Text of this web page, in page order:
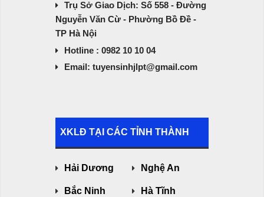
Trụ Sở Giao Dịch: Số 558 - Đường
Nguyễn Văn Cừ - Phường Bồ Đề -
TP Hà Nội
Hotline : 0982 10 10 04
Email: tuyensinhjlpt@gmail.com
XKLĐ TẠI CÁC TỈNH THÀNH
Hải Dương Nghệ An
Bắc Ninh Hà Tĩnh